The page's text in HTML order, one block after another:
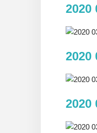
2020
2020
2020